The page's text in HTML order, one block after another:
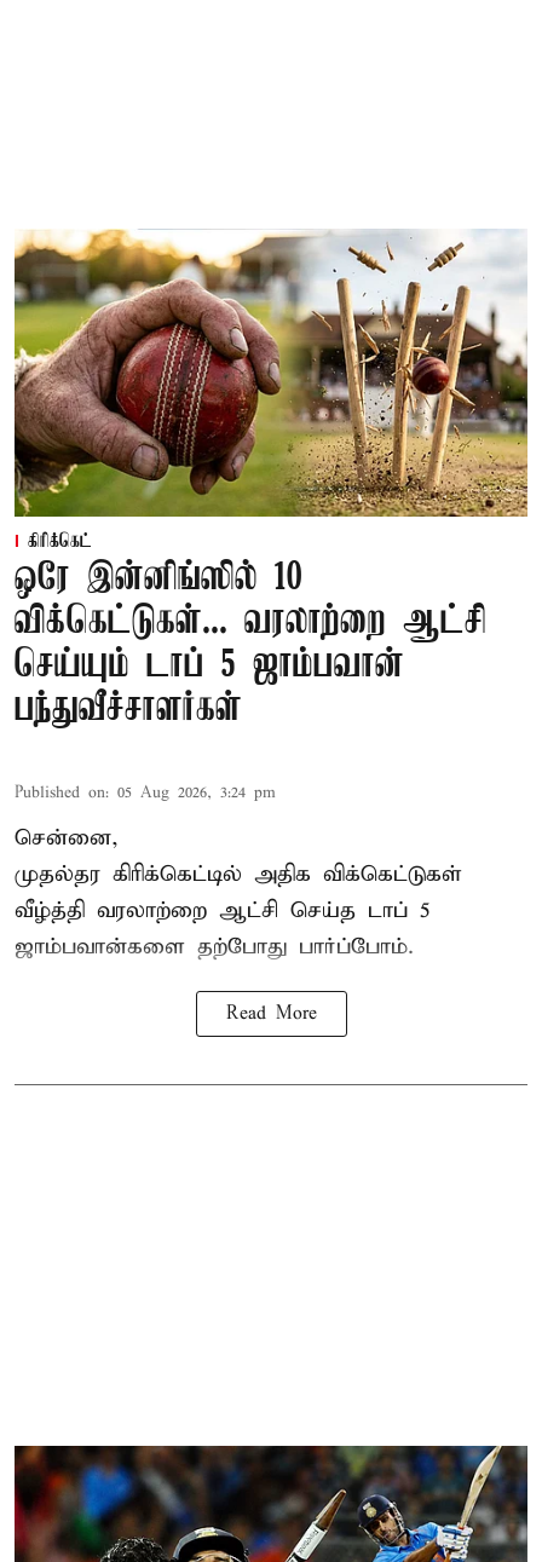
கிரிக்கெட்
ஒரே இன்னிங்ஸில் 10
விக்கெட்டுகள்... வரலாற்றை ஆட்சி
செய்யும் டாப் 5 ஜாம்பவான்
பந்துவீச்சாளர்கள்
Published on: 05 Aug 2026, 3:24 pm
சென்னை,
முதல்தர கிரிக்கெட்டில் அதிக விக்கெட்டுகள்
வீழ்த்தி வரலாற்றை ஆட்சி செய்த டாப் 5
ஜாம்பவான்களை தற்போது பார்ப்போம்.
Read More